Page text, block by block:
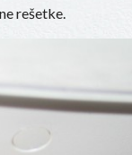
rešetke.